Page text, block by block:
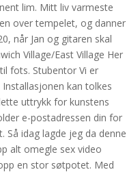
lim. Mitt liv varmeste
over tempelet, og danner
når Jan og gitaren skal
Village/East Village Her
fots. Stubentor Vi er
kan tolkes
uttrykk for kunstens
e-postadressen din for
idag lagde jeg da denne
alt omegle sex video
en stor søtpotet. Med